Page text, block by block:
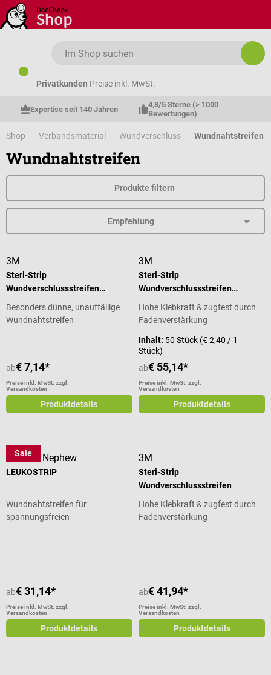
Zum Hauptinhalt springen
Privatkunden Preise inkl. MwSt.
Expertise seit 140 Jahren
4,8/5 Sterne (> 1000
Bewertungen)
Shop Verbandsmaterial Wundverschluss Wundnahtstreifen
Wundnahtstreifen
Produkte filtern
3M
Steri-Strip
Wundverschlussstreifen
Blendtone
Besonders dünne, unauffällige
Wundnahtstreifen
ab€ 7,14*
Preise inkl. MwSt. zzgl.
Versandkosten
Produktdetails
3M
Steri-Strip
Wundverschlussstreifen
Großpackung
Hohe Klebkraft & zugfest durch
Fadenverstärkung
Inhalt: 50 Stück (€ 2,40 / 1
Stück)
ab€ 55,14*
Preise inkl. MwSt. zzgl.
Versandkosten
Produktdetails
Sale
Smith & Nephew
LEUKOSTRIP
Wundnahtstreifen für
spannungsfreien
ab€ 31,14*
Preise inkl. MwSt. zzgl.
Versandkosten
Produktdetails
3M
Steri-Strip
Wundverschlussstreifen
Hohe Klebkraft & zugfest durch
Fadenverstärkung
ab€ 41,94*
Preise inkl. MwSt. zzgl.
Versandkosten
Produktdetails